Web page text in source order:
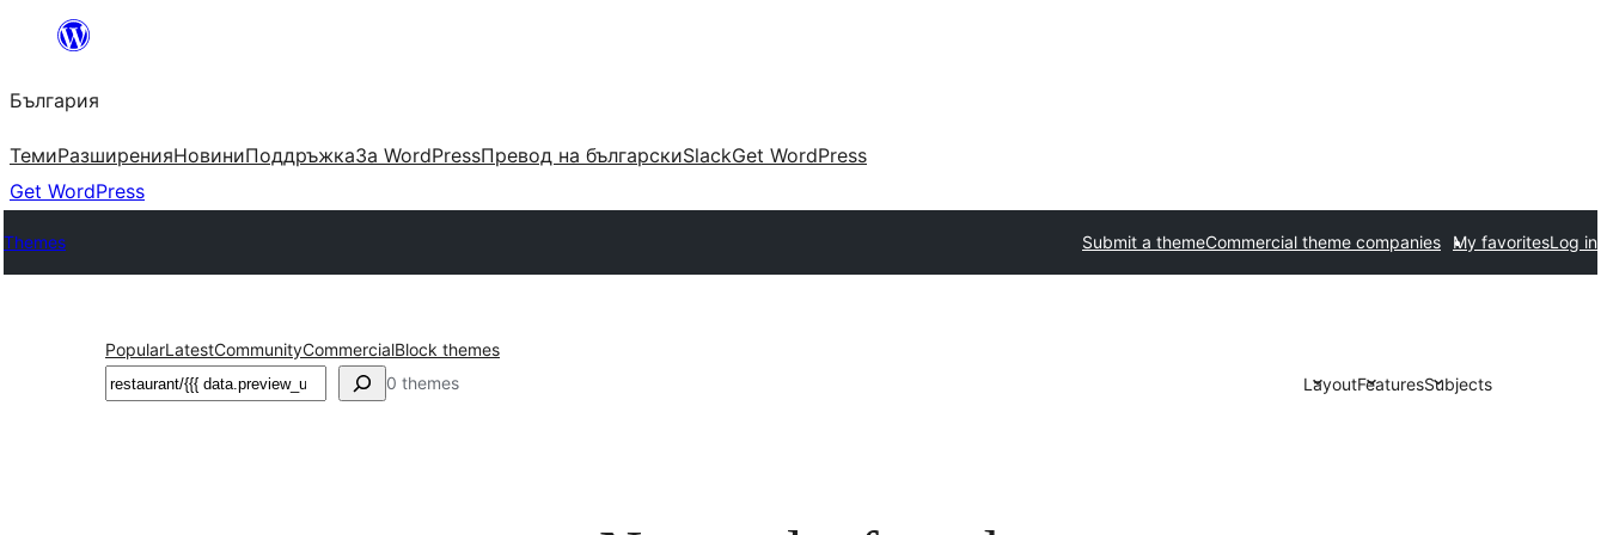
България
ТемиРазширенияНовиниПоддръжкаЗа WordPressПревод на българскиSlackGet WordPress
Get WordPress
Themes Submit a themeCommercial theme companies My favoritesLog in
PopularLatestCommunityCommercialBlock themes
Търсене 0 themes LayoutFeaturesSubjects